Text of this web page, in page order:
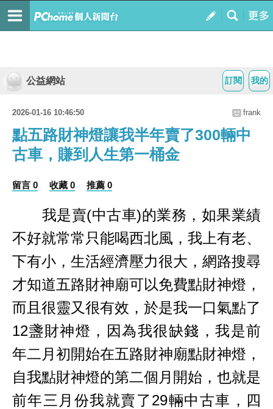
我的
訂閱
公益網站
2026-01-16 10:46:50 frank
點五路財神燈讓我半年賣了300輛中
古車，賺到人生第一桶金
留言 0 收藏 0 推薦 0
我是賣(中古車)的業務，如果業績
不好就常常只能喝西北風，我上有老、
下有小，生活經濟壓力很大，網路搜尋
才知道五路財神廟可以免費點財神燈，
而且很靈又很有效，於是我一口氣點了
12盞財神燈，因為我很缺錢，我是前
年二月初開始在五路財神廟點財神燈，
自我點財神燈的第二個月開始，也就是
前年三月份我就賣了29輛中古車，四